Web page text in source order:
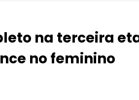
na terceira
no feminino